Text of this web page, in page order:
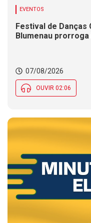
EVENTOS
Festival de
Blumenau
07/08/2026
OUVIR 02:06